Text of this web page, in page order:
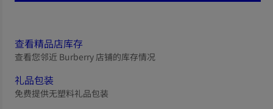
查看精品店库存
查看您邻近 Burberry 店铺的库存情况
礼品包装
免费提供无塑料礼品包装